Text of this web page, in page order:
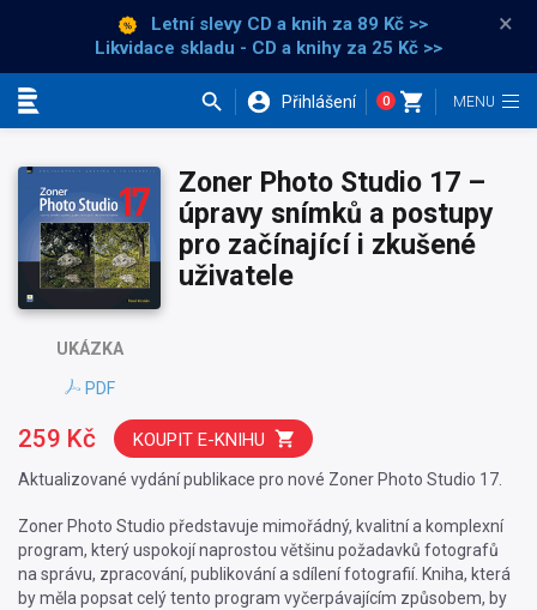
Letní slevy CD a knih za 89 Kč >>
Likvidace skladu - CD a knihy za 25 Kč >>
×
Přihlášení 0
UKÁZKA
PDF
Zoner Photo Studio 17 –
úpravy snímků a postupy
pro začínající i zkušené
uživatele
Aktualizované vydání publikace pro nové Zoner Photo Studio 17.
Zoner Photo Studio představuje mimořádný, kvalitní a komplexní
program, který uspokojí naprostou většinu požadavků fotografů
na správu, zpracování, publikování a sdílení fotografií. Kniha, která
by měla popsat celý tento program vyčerpávajícím způsobem, by
259 Kč KOUPIT E-KNIHU